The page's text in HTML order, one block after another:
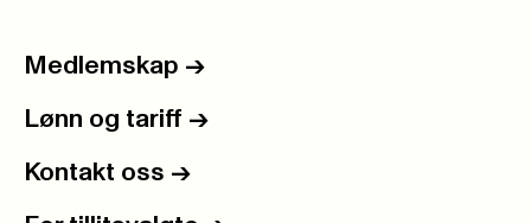
Medlemskap ->
Lønn og tariff ->
Kontakt oss ->